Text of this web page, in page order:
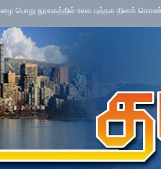
உலக புத்தக தினக் கொண்டாட்டம்: